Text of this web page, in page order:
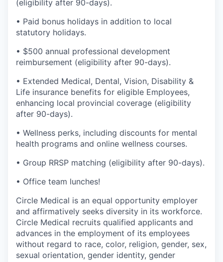
(eligibility after 90-days).
• Paid bonus holidays in addition to local
statutory holidays.
• $500 annual professional development
reimbursement (eligibility after 90-days).
• Extended Medical, Dental, Vision, Disability &
Life insurance benefits for eligible Employees,
enhancing local provincial coverage (eligibility
after 90-days).
• Wellness perks, including discounts for mental
health programs and online wellness courses.
• Group RRSP matching (eligibility after 90-days).
• Office team lunches!
Circle Medical is an equal opportunity employer
and affirmatively seeks diversity in its workforce.
Circle Medical recruits qualified applicants and
advances in the employment of its employees
without regard to race, color, religion, gender, sex,
sexual orientation, gender identity, gender